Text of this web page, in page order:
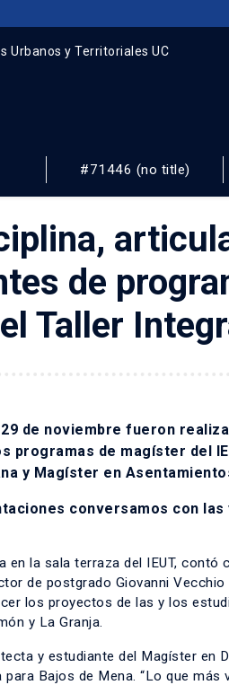
DISEÑO Y ESTUDIOS URBANOS
#71446 (no title)
de
Taller
de noviembre fueron
programas de magíster del
y Magíster en
conversamos con
en la sala terraza del IEUT,
de postgrado Giovanni
los proyectos de las y los
y La Granja.
y estudiante del Magíster en
para Bajos de Mena. “Lo que